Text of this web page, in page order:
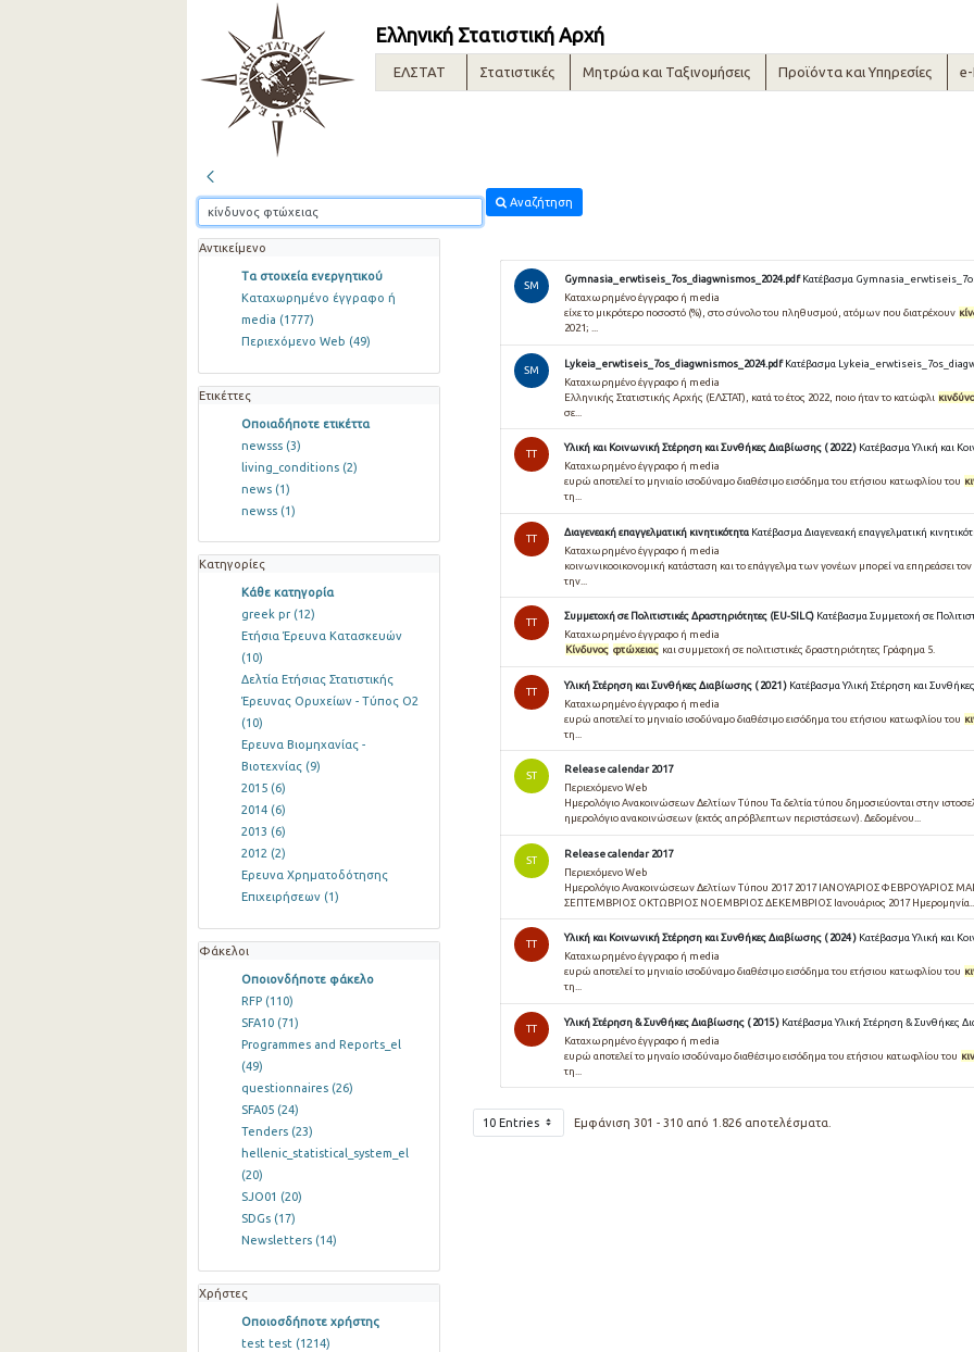
Ελληνική Στατιστική Αρχή
ΕΛΣΤΑΤ Στατιστικές Μητρώα και Ταξινομήσεις Προϊόντα και Υπηρεσίες
Αναζήτηση
Αντικείμενο
Τα στοιχεία ενεργητικού
Καταχωρημένο έγγραφο ή
media (1777)
Περιεχόμενο Web (49)
Ετικέττες
Οποιαδήποτε ετικέττα
newsss (3)
living_conditions (2)
news (1)
newss (1)
Κατηγορίες
Κάθε κατηγορία
greek pr (12)
Ετήσια Έρευνα Κατασκευών
(10)
Δελτία Ετήσιας Στατιστικής
Έρευνας Ορυχείων - Τύπος Ο2
(10)
Ερευνα Βιομηχανίας -
Βιοτεχνίας (9)
2015 (6)
2014 (6)
2013 (6)
2012 (2)
Ερευνα Χρηματοδότησης
Επιχειρήσεων (1)
Φάκελοι
Οποιονδήποτε φάκελο
RFP (110)
SFA10 (71)
Programmes and Reports_el
(49)
questionnaires (26)
SFA05 (24)
Tenders (23)
hellenic_statistical_system_el
(20)
SJO01 (20)
SDGs (17)
Newsletters (14)
Χρήστες
Οποιοσδήποτε χρήστης
test test (1214)
SM
Gymnasia_erwtiseis_7os_diagwnismos_2024.pdf Κατέβασμα
Καταχωρημένο έγγραφο ή media
είχε το μικρότερο ποσοστό (%), στο σύνολο του πληθυσμού, ατόμων που διατρέχουν
2021; ...
SM
Lykeia_erwtiseis_7os_diagwnismos_2024.pdf Κατέβασμα
Καταχωρημένο έγγραφο ή media
Ελληνικής Στατιστικής Αρχής (ΕΛΣΤΑΤ), κατά το έτος 2022, ποιο ήταν το κατώφλι
σε...
TT
Υλική και Κοινωνική Στέρηση και Συνθήκες Διαβίωσης ( 2022 ) Κατέβασμα Υλική και
Καταχωρημένο έγγραφο ή media
ευρώ αποτελεί το μηνιαίο ισοδύναμο διαθέσιμο εισόδημα του ετήσιου κατωφλίου του
τη...
TT
Διαγενεακή επαγγελματική κινητικότητα Κατέβασμα Διαγενεακή επαγγελματική
Καταχωρημένο έγγραφο ή media
κοινωνικοοικονομική κατάσταση και το επάγγελμα των γονέων μπορεί να επηρεάσει τον
την...
TT
Συμμετοχή σε Πολιτιστικές Δραστηριότητες (EU-SILC) Κατέβασμα Συμμετοχή σε
Καταχωρημένο έγγραφο ή media
Κίνδυνος φτώχειας και συμμετοχή σε πολιτιστικές δραστηριότητες Γράφημα 5.
TT
Υλική Στέρηση και Συνθήκες Διαβίωσης ( 2021 ) Κατέβασμα Υλική Στέρηση και
Καταχωρημένο έγγραφο ή media
ευρώ αποτελεί το μηνιαίο ισοδύναμο διαθέσιμο εισόδημα του ετήσιου κατωφλίου του
τη...
ST
Release calendar 2017
Περιεχόμενο Web
Ημερολόγιο Ανακοινώσεων Δελτίων Τύπου Τα δελτία τύπου δημοσιεύονται στην
ημερολόγιο ανακοινώσεων (εκτός απρόβλεπτων περιστάσεων). Δεδομένου...
ST
Release calendar 2017
Περιεχόμενο Web
Ημερολόγιο Ανακοινώσεων Δελτίων Τύπου 2017 2017 ΙΑΝΟΥΑΡΙΟΣ ΦΕΒΡΟΥΑΡΙΟΣ
ΣΕΠΤΕΜΒΡΙΟΣ ΟΚΤΩΒΡΙΟΣ ΝΟΕΜΒΡΙΟΣ ΔΕΚΕΜΒΡΙΟΣ Ιανουάριος 2017 Ημερομηνία...
TT
Υλική και Κοινωνική Στέρηση και Συνθήκες Διαβίωσης ( 2024 ) Κατέβασμα Υλική και
Καταχωρημένο έγγραφο ή media
ευρώ αποτελεί το μηνιαίο ισοδύναμο διαθέσιμο εισόδημα του ετήσιου κατωφλίου του
τη...
TT
Υλική Στέρηση & Συνθήκες Διαβίωσης ( 2015 ) Κατέβασμα Υλική Στέρηση & Συνθήκες
Καταχωρημένο έγγραφο ή media
ευρώ αποτελεί το µηναίο ισοδύναµο διαθέσιµο εισόδηµα του ετήσιου κατωφλίου του
τη...
10 Entries Εμφάνιση 301 - 310 από 1.826 αποτελέσματα.